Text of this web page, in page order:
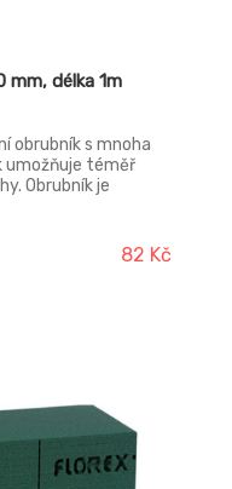
mm, délka 1m
obrubník s mnoha
umožňuje téměř
Obrubník je
82 Kč